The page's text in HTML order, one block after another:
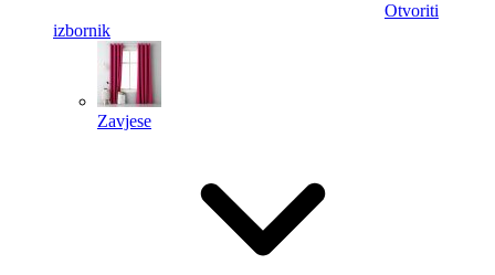
Otvoriti
izbornik
Zavjese